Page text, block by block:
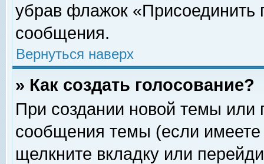
убрав флажок «Присоединить
сообщения.
Вернуться наверх
» Как создать голосование?
При создании новой темы или
сообщения темы (если
щелкните вкладку или